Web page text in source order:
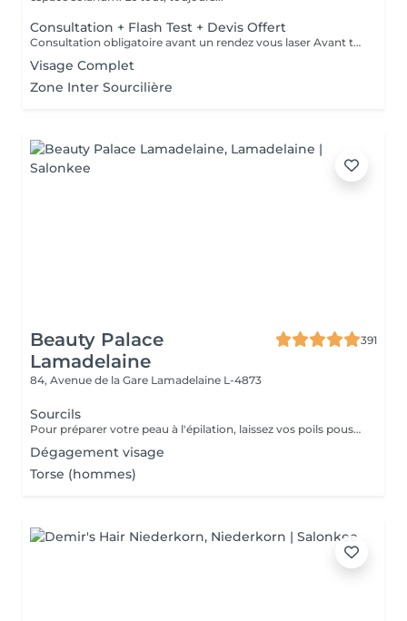
Consultation + Flash Test + Devis Offert
Consultation obligatoire avant un rendez vous laser Avant tout traitement, nous vous proposons gratuitement un rendez-vous d'information afin de vous apporter toutes les explications utiles et évaluer vos besoins spécifiques. Un flash test est effectué et un devis personnalisé vous est proposé.
Visage Complet
Zone Inter Sourcilière
Beauty Palace
Lamadelaine
391
84, Avenue de la Gare Lamadelaine L-4873
Sourcils
Pour préparer votre peau à l'épilation, laissez vos poils pousser pendant au moins deux semaines après le dernier rasage pour assurer une longueur adéquate. Il est également recommandé, mais non indispensable, d'effectuer un gommage doux 24 heures avant la séance pour éliminer les cellules mortes et faciliter l'extraction des poils. Le jour de l'épilation, évitez d'appliquer des crèmes ou des huiles sur la zone concernée afin d'assurer une bonne adhérence de la cire. Enfin, protégez votre peau en évitant l'exposition au soleil ou les séances de bronzage, qui pourraient la rendre plus sensible et irritable.
Dégagement visage
Torse (hommes)